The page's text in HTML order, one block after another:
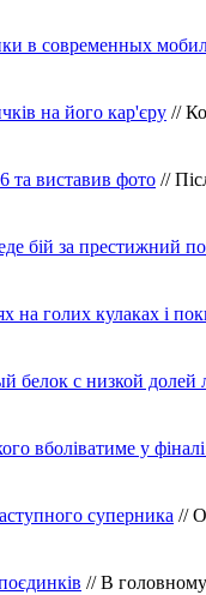
в современных
на його кар'єру //
та виставив фото //
бій за престижний
на голих кулаках і
белок с низкой долей
вболіватиме у
суперника //
// В